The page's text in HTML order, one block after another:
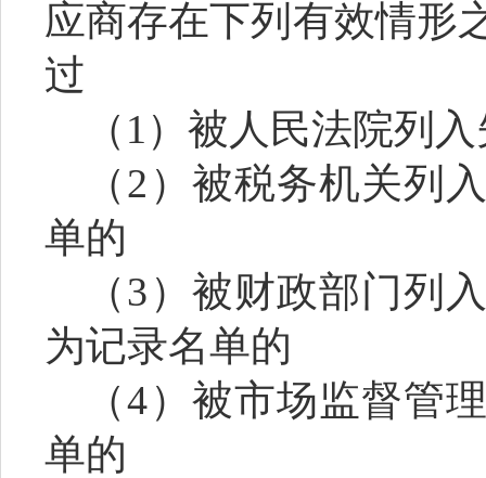
应商存在下列有效情形
过
（ 1 ）被人民法院列
（2 ） 被税务机关列
单的
（3 ） 被财政部门列
为记录名单的
（4） 被市场监督管
单的